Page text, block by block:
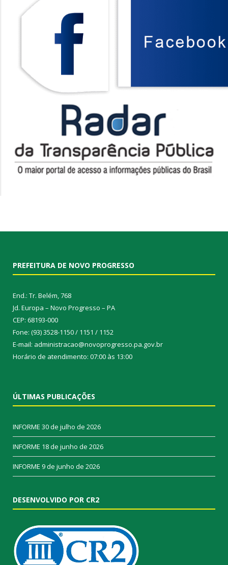
PREFEITURA DE NOVO PROGRESSO
End.: Tr. Belém, 768
Jd. Europa – Novo Progresso – PA
CEP: 68193-000
Fone: (93) 3528-1150 / 1151 / 1152
E-mail: administracao@novoprogresso.pa.gov.br
Horário de atendimento: 07:00 às 13:00
ÚLTIMAS PUBLICAÇÕES
INFORME 30 de julho de 2026
INFORME 18 de junho de 2026
INFORME 9 de junho de 2026
DESENVOLVIDO POR CR2